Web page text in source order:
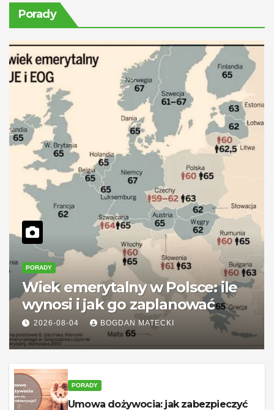
Porady
PORADY
Wiek emerytalny w Polsce: ile
wynosi i jak go zaplanować
2026-08-04 BOGDAN MATECKI
PORADY
Umowa dożywocia: jak zabezpieczyć